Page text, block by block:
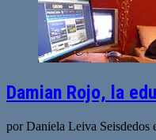
Damian Rojo, la
por Daniela Leiva Seisdedos